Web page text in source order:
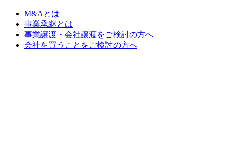
M&Aとは
事業承継とは
事業譲渡・会社譲渡をご検討の方へ
会社を買うことをご検討の方へ